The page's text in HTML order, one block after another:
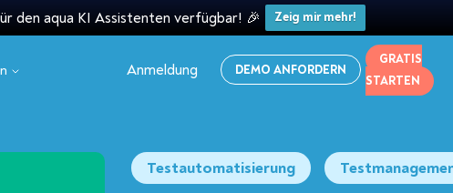
den aqua KI Assistenten verfügbar! 🎉 Zeig mir mehr!
Anmeldung DEMO ANFORDERN
GRATIS
STARTEN
Testautomatisierung